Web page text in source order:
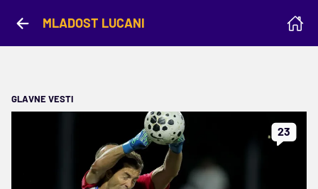
MLADOST LUCANI
GLAVNE VESTI
23